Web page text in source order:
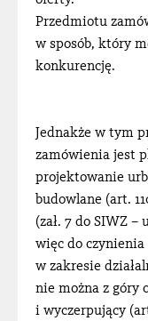
Przedmiotu
w sposób, który
konkurencję.
Jednakże w tym
zamówienia jest
projektowanie
budowlane (art.
(zał. 7 do SIWZ –
więc do
w zakresie
nie można z góry
i wyczerpujący